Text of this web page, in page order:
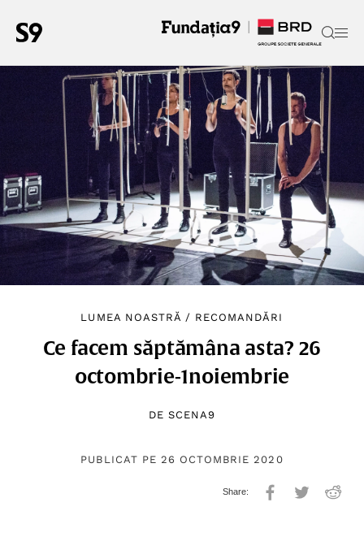
LUMEA NOASTRĂ / RECOMANDĂRI
Ce facem săptămâna asta? 26
octombrie-1noiembrie
DE SCENA9
PUBLICAT PE 26 OCTOMBRIE 2020